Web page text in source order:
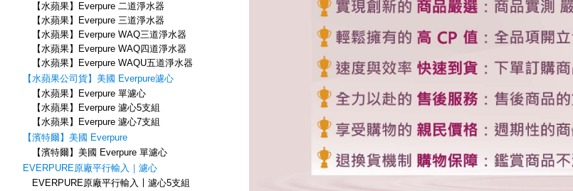
【水蘋果】Everpure 二道淨水器
【水蘋果】Everpure 三道淨水器
【水蘋果】Everpure WAQ三道淨水器
【水蘋果】Everpure WAQ四道淨水器
【水蘋果】Everpure WAQU五道淨水器
【水蘋果公司貨】美國 Everpure濾心
【水蘋果】Everpure 單濾心
【水蘋果】Everpure 濾心5支組
【水蘋果】Everpure 濾心7支組
【濱特爾】美國 Everpure
【濱特爾】美國 Everpure 單濾心
EVERPURE原廠平行輸入｜濾心
EVERPURE原廠平行輸入〡濾心5支組